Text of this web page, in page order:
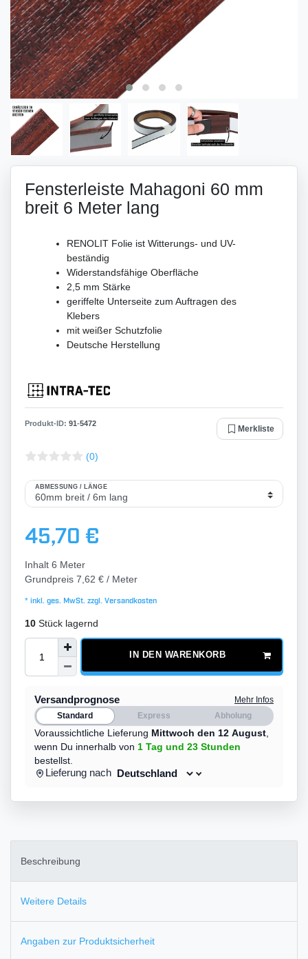
Fensterleiste Mahagoni 60 mm
breit 6 Meter lang
RENOLIT Folie ist Witterungs- und UV-
beständig
Widerstandsfähige Oberfläche
2,5 mm Stärke
geriffelte Unterseite zum Auftragen des
Klebers
mit weißer Schutzfolie
Deutsche Herstellung
Produkt-ID: 91-5472
Merkliste
(0)
ABMESSUNG / LÄNGE
45,70 €
Inhalt 6 Meter
Grundpreis 7,62 € / Meter
* inkl. ges. MwSt. zzgl. Versandkosten
10 Stück lagernd
IN DEN WARENKORB
Versandprognose
Mehr Infos
Standard
Express Abholung
Voraussichtliche Lieferung Mittwoch den 12 August
wenn Du innerhalb von 1 Tag und 23 Stunden
bestellst.
Lieferung nach
Beschreibung
Weitere Details
Angaben zur Produktsicherheit